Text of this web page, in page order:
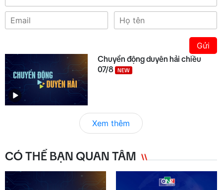
Gửi
Chuyển động duyên hải chiều
07/8
NEW
Xem thêm
CÓ THỂ BẠN QUAN TÂM